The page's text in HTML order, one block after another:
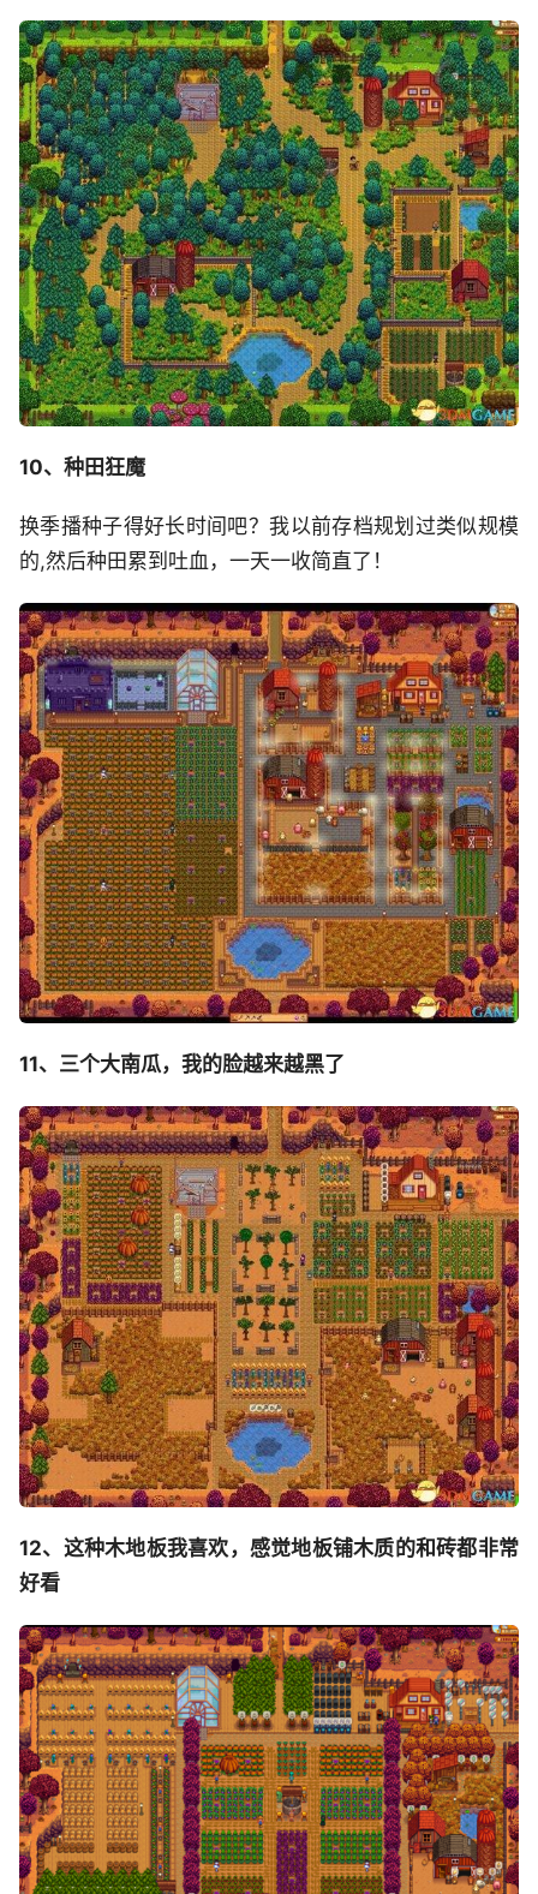
10、种田狂魔
换季播种子得好长时间吧？我以前存档规划过类似规模
的,然后种田累到吐血，一天一收简直了！
11、三个大南瓜，我的脸越来越黑了
12、这种木地板我喜欢，感觉地板铺木质的和砖都非常
好看